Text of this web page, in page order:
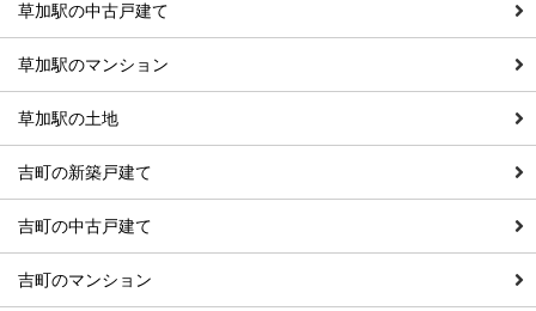
草加駅の中古戸建て
草加駅のマンション
草加駅の土地
吉町の新築戸建て
吉町の中古戸建て
吉町のマンション